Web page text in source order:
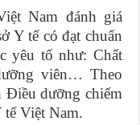
Nam đánh giá
Y tế có đạt chuẩn
yêu tố như: Chất
viên… Theo
Điều dưỡng chiếm
tế Việt Nam.